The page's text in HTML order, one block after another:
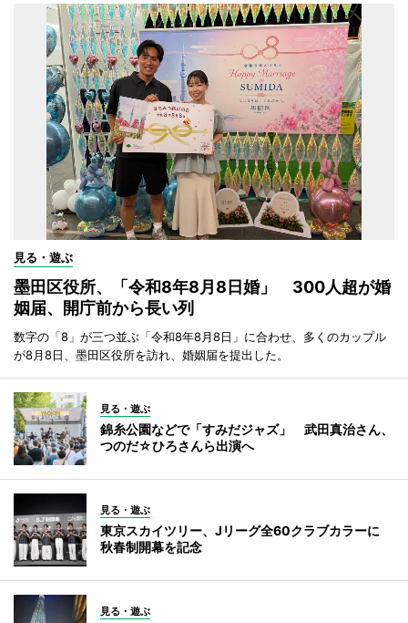
見る・遊ぶ
墨田区役所、「令和8年8月8日婚」 300人超が婚
姻届、開庁前から長い列
数字の「8」が三つ並ぶ「令和8年8月8日」に合わせ、多くのカップル
が8月8日、墨田区役所を訪れ、婚姻届を提出した。
見る・遊ぶ
錦糸公園などで「すみだジャズ」 武田真治さん、
つのだ☆ひろさんら出演へ
見る・遊ぶ
東京スカイツリー、Jリーグ全60クラブカラーに
秋春制開幕を記念
見る・遊ぶ